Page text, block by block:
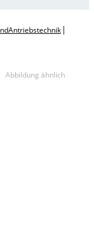
Antriebstechnik |
Abbildung ähnlich